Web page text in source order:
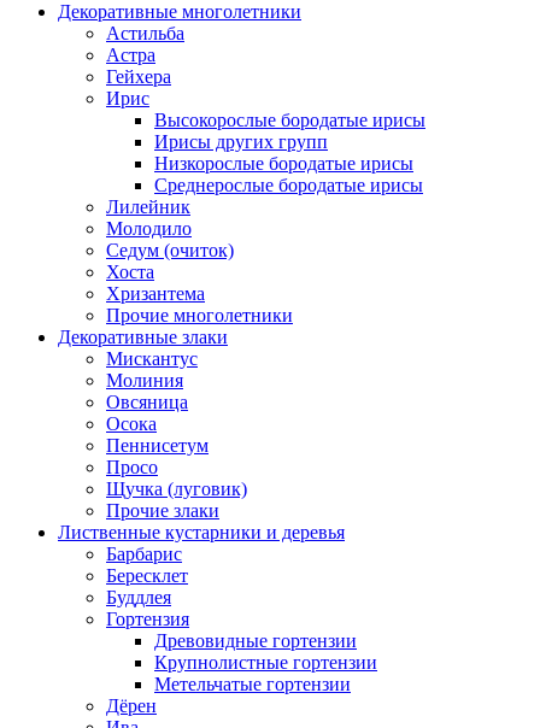
Декоративные многолетники
Астильба
Астра
Гейхера
Ирис
Высокорослые бородатые ирисы
Ирисы других групп
Низкорослые бородатые ирисы
Среднерослые бородатые ирисы
Лилейник
Молодило
Седум (очиток)
Хоста
Хризантема
Прочие многолетники
Декоративные злаки
Мискантус
Молиния
Овсяница
Осока
Пеннисетум
Просо
Щучка (луговик)
Прочие злаки
Лиственные кустарники и деревья
Барбарис
Бересклет
Буддлея
Гортензия
Древовидные гортензии
Крупнолистные гортензии
Метельчатые гортензии
Дёрен